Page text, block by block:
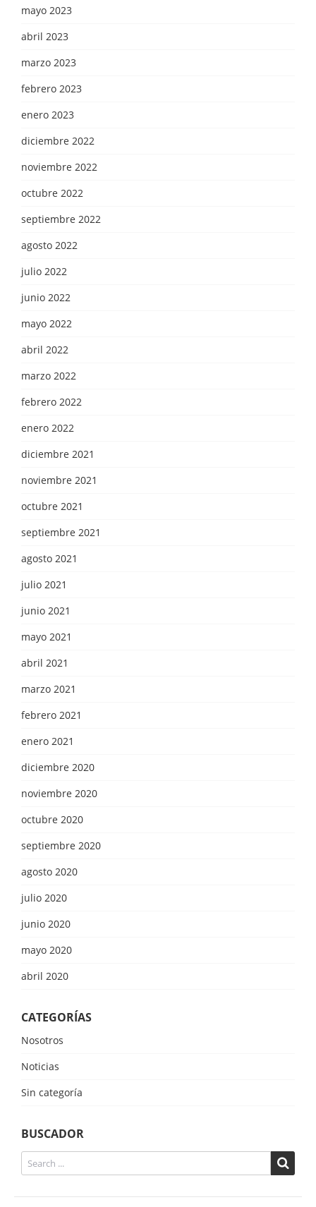
mayo 2023
abril 2023
marzo 2023
febrero 2023
enero 2023
diciembre 2022
noviembre 2022
octubre 2022
septiembre 2022
agosto 2022
julio 2022
junio 2022
mayo 2022
abril 2022
marzo 2022
febrero 2022
enero 2022
diciembre 2021
noviembre 2021
octubre 2021
septiembre 2021
agosto 2021
julio 2021
junio 2021
mayo 2021
abril 2021
marzo 2021
febrero 2021
enero 2021
diciembre 2020
noviembre 2020
octubre 2020
septiembre 2020
agosto 2020
julio 2020
junio 2020
mayo 2020
abril 2020
CATEGORÍAS
Nosotros
Noticias
Sin categoría
BUSCADOR